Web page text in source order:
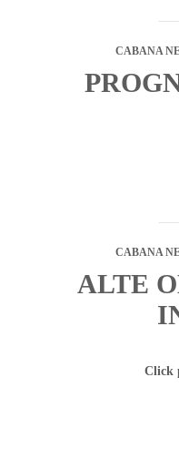
CABANA
CABANA
ALTE
Click